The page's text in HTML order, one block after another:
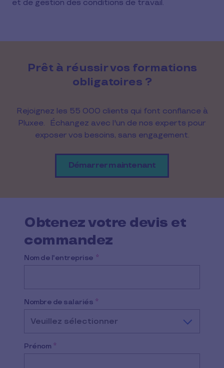
et de gestion des conditions de travail.
Prêt à réussir vos formations
obligatoires ?
Rejoignez les 55 000 clients qui font confiance à
Pluxee. Échangez avec l'un de nos experts pour
exposer vos besoins, sans engagement.
Démarrer maintenant
Obtenez votre devis et
commandez
Nom de l'entreprise *
Nombre de salariés *
Veuillez sélectionner
Prénom *